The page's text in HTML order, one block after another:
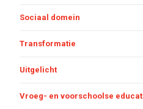
Sociaal domein
Transformatie
Uitgelicht
Vroeg- en voorschoolse